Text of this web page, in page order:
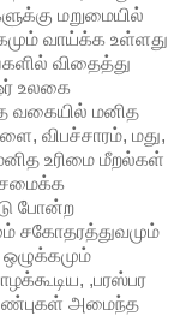
மறுமையில்
வாய்க்க உள்ளது
விதைத்து
உலகை
வகையில் மனித
விபச்சாரம், மது,
உரிமை மீறல்கள்
சமைக்க
போன்ற
சகோதரத்துவமும்
,பரஸ்பர
பண்புகள் அமைந்த